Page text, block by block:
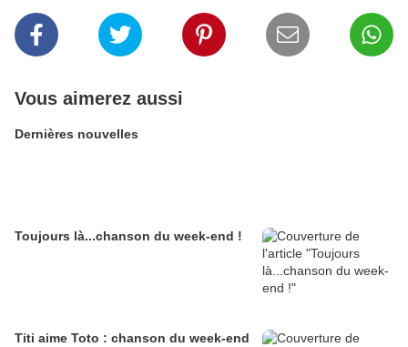
Vous aimerez aussi
Dernières nouvelles
Toujours là...chanson du week-end !
Titi aime Toto : chanson du week-end